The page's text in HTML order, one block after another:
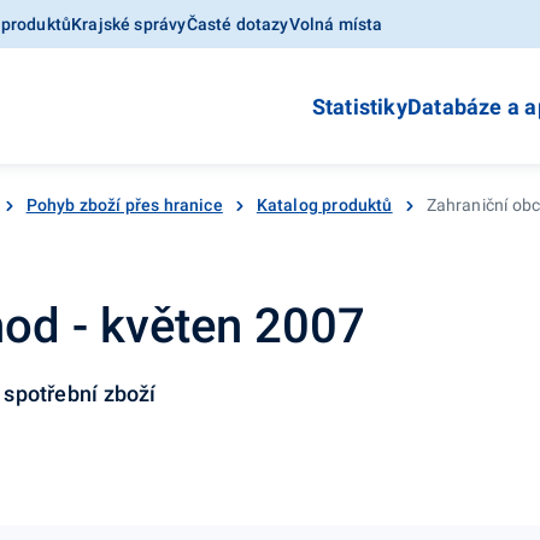
Krajské správyČasté dotazyVolná místa
StatistikyDatabáze a
Pohyb zboží přes hranice Katalog produktů Zahraniční
- květen 2007
zboží